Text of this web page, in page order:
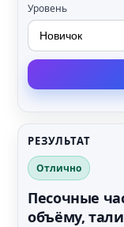
Уровень
РЕЗУЛЬТАТ
Отлично
Песочные
объёму,